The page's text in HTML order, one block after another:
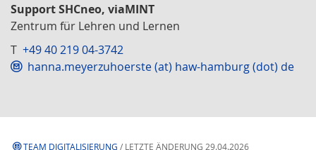
Support SHCneo, viaMINT
Zentrum für Lehren und Lernen
T +49 40 219 04-3742
hanna.meyerzuhoerste (at) haw-hamburg (dot) de
TEAM DIGITALISIERUNG / LETZTE ÄNDERUNG 29.04.2026